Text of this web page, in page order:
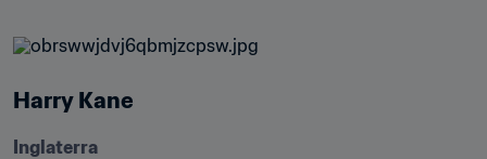
Harry Kane
Inglaterra